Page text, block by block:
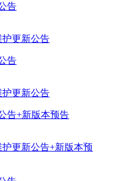
告
告
告+新版本预告